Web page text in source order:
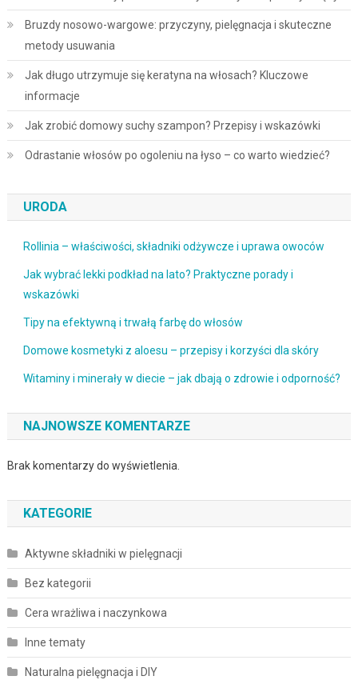
Bruzdy nosowo-wargowe: przyczyny, pielęgnacja i skuteczne
metody usuwania
Jak długo utrzymuje się keratyna na włosach? Kluczowe
informacje
Jak zrobić domowy suchy szampon? Przepisy i wskazówki
Odrastanie włosów po ogoleniu na łyso – co warto wiedzieć?
URODA
Rollinia – właściwości, składniki odżywcze i uprawa owoców
Jak wybrać lekki podkład na lato? Praktyczne porady i
wskazówki
Tipy na efektywną i trwałą farbę do włosów
Domowe kosmetyki z aloesu – przepisy i korzyści dla skóry
Witaminy i minerały w diecie – jak dbają o zdrowie i odporność?
NAJNOWSZE KOMENTARZE
Brak komentarzy do wyświetlenia.
KATEGORIE
Aktywne składniki w pielęgnacji
Bez kategorii
Cera wrażliwa i naczynkowa
Inne tematy
Naturalna pielęgnacja i DIY